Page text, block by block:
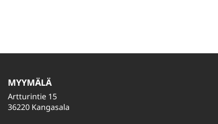
MYYMÄLÄ
Artturintie 15
36220 Kangasala